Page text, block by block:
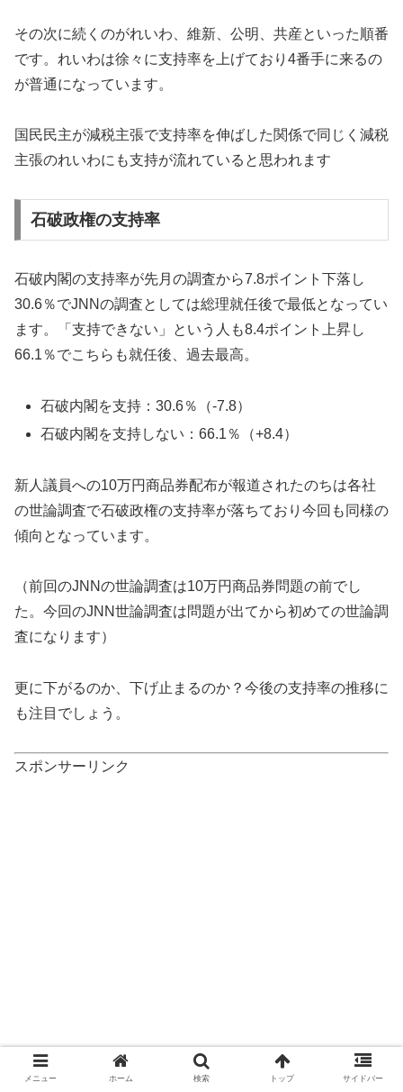
その次に続くのがれいわ、維新、公明、共産といった順番
です。れいわは徐々に支持率を上げており4番手に来るの
が普通になっています。
国民民主が減税主張で支持率を伸ばした関係で同じく減税
主張のれいわにも支持が流れていると思われます
石破政権の支持率
石破内閣の支持率が先月の調査から7.8ポイント下落し
30.6％でJNNの調査としては総理就任後で最低となってい
ます。「支持できない」という人も8.4ポイント上昇し
66.1％でこちらも就任後、過去最高。
石破内閣を支持：30.6％（-7.8）
石破内閣を支持しない：66.1％（+8.4）
新人議員への10万円商品券配布が報道されたのちは各社
の世論調査で石破政権の支持率が落ちており今回も同様の
傾向となっています。
（前回のJNNの世論調査は10万円商品券問題の前でし
た。今回のJNN世論調査は問題が出てから初めての世論調
査になります）
更に下がるのか、下げ止まるのか？今後の支持率の推移に
も注目でしょう。
スポンサーリンク
メニュー ホーム 検索 トップ サイドバー